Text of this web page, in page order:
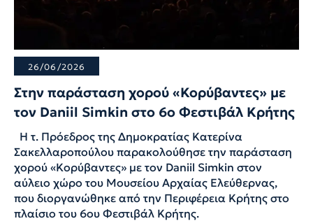
26/06/2026
Στην παράσταση χορού «Κορύβαντες» με
τον Daniil Simkin στο 6ο Φεστιβάλ Κρήτης
Η τ. Πρόεδρος της Δημοκρατίας Κατερίνα
Σακελλαροπούλου παρακολούθησε την παράσταση
χορού «Κορύβαντες» με τον Daniil Simkin στον
αύλειο χώρο του Μουσείου Αρχαίας Ελεύθερνας,
που διοργανώθηκε από την Περιφέρεια Κρήτης στο
πλαίσιο του 6ου Φεστιβάλ Κρήτης.